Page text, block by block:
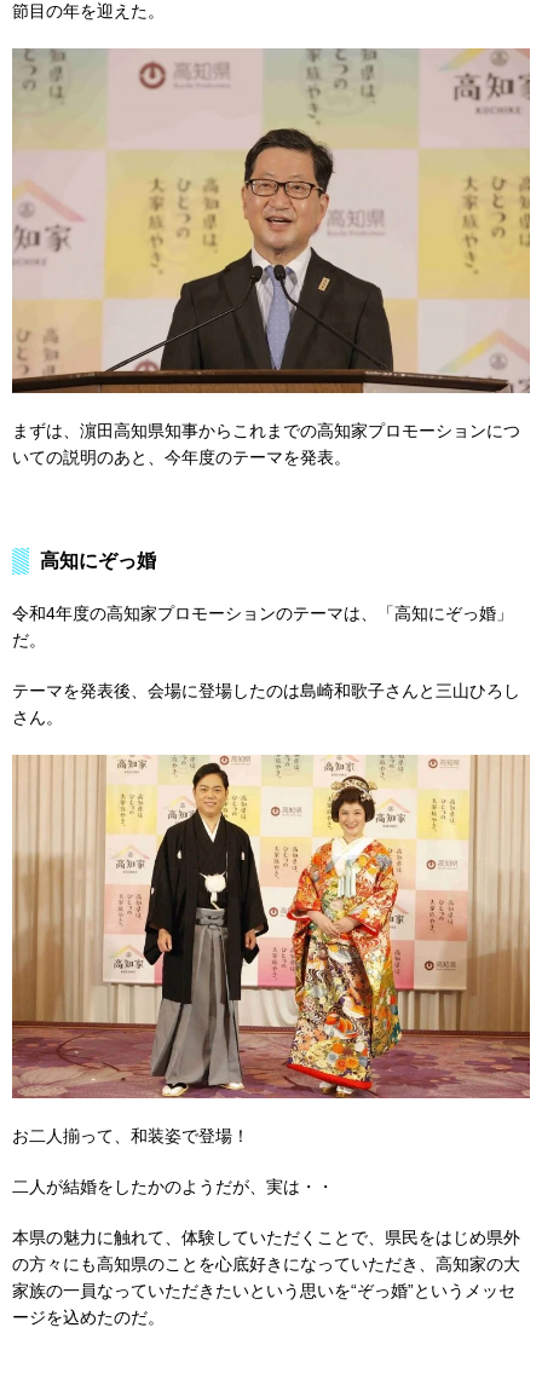
節目の年を迎えた。
まずは、濵田高知県知事からこれまでの高知家プロモーションにつ
いての説明のあと、今年度のテーマを発表。
高知にぞっ婚
令和4年度の高知家プロモーションのテーマは、「高知にぞっ婚」
だ。
テーマを発表後、会場に登場したのは島崎和歌子さんと三山ひろし
さん。
お二人揃って、和装姿で登場！
二人が結婚をしたかのようだが、実は・・
本県の魅力に触れて、体験していただくことで、県民をはじめ県外
の方々にも高知県のことを心底好きになっていただき、高知家の大
家族の一員なっていただきたいという思いを“ぞっ婚”というメッセ
ージを込めたのだ。